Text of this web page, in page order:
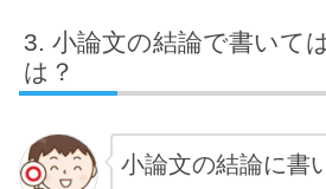
小論文の結論で書いて
は？
小論文の結論に書